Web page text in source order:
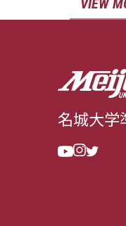
VIEW
名城大学